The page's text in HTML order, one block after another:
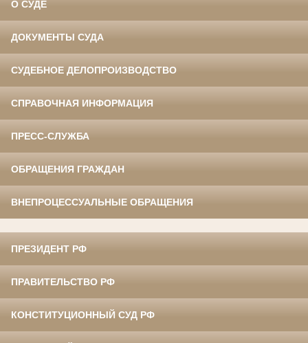
О СУДЕ
ДОКУМЕНТЫ СУДА
СУДЕБНОЕ ДЕЛОПРОИЗВОДСТВО
СПРАВОЧНАЯ ИНФОРМАЦИЯ
ПРЕСС-СЛУЖБА
ОБРАЩЕНИЯ ГРАЖДАН
ВНЕПРОЦЕССУАЛЬНЫЕ ОБРАЩЕНИЯ
ПРЕЗИДЕНТ РФ
ПРАВИТЕЛЬСТВО РФ
КОНСТИТУЦИОННЫЙ СУД РФ